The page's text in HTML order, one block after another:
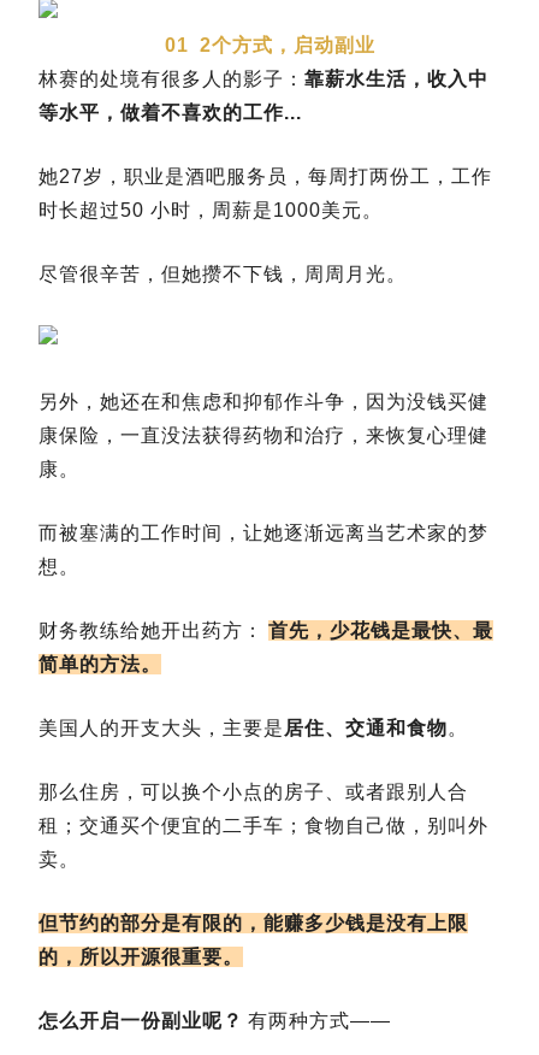
01 2个方式，启动副业
林赛的处境有很多人的影子： 靠薪水生活，收入中
等水平，做着不喜欢的工作...
她27岁，职业是酒吧服务员，每周打两份工，工作
时长超过50 小时，周薪是1000美元。
尽管很辛苦，但她攒不下钱，周周月光。
另外，她还在和焦虑和抑郁作斗争，因为没钱买健
康保险，一直没法获得药物和治疗，来恢复心理健
康。
而被塞满的工作时间，让她逐渐远离当艺术家的梦
想。
财务教练给她开出药方：
首先，少花钱是最快、最
简单的方法。
美国人的开支大头，主要是 居住、交通和食物。
那么住房，可以换个小点的房子、或者跟别人合
租；交通买个便宜的二手车；食物自己做，别叫外
卖。
但节约的部分是有限的，能赚多少钱是没有上限
的，所以开源很重要。
怎么开启一份副业呢？ 有两种方式——